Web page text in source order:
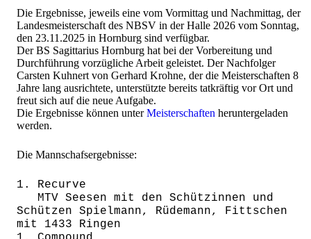
Die Ergebnisse, jeweils eine vom Vormittag und Nachmittag, der
Landesmeisterschaft des NBSV in der Halle 2026 vom Sonntag,
den 23.11.2025 in Hornburg sind verfügbar.
Der BS Sagittarius Hornburg hat bei der Vorbereitung und
Durchführung vorzügliche Arbeit geleistet. Der Nachfolger
Carsten Kuhnert von Gerhard Krohne, der die Meisterschaften 8
Jahre lang ausrichtete, unterstützte bereits tatkräftig vor Ort und
freut sich auf die neue Aufgabe.
Die Ergebnisse können unterMeisterschaften heruntergeladen
werden.
Die Mannschafsergebnisse:
1. Recurve
MTV Seesen mit den Schützinnen und
Schützen Spielmann, Rüdemann, Fittschen
mit 1433 Ringen